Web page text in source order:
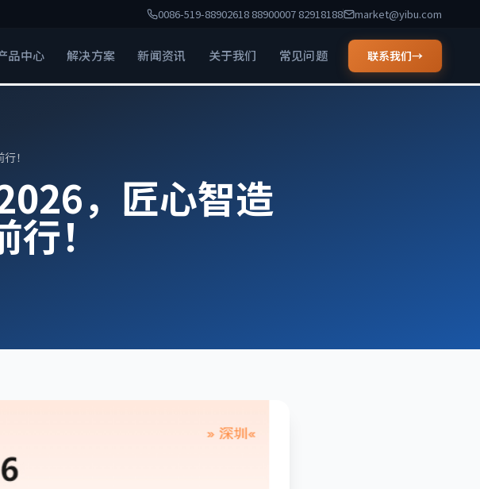
0086-519-88902618 88900007 82918188 market@yibu.com
品中心 解决方案 新闻资讯 关于我们 常见问题 联系我们→
！
，匠心智造
行！